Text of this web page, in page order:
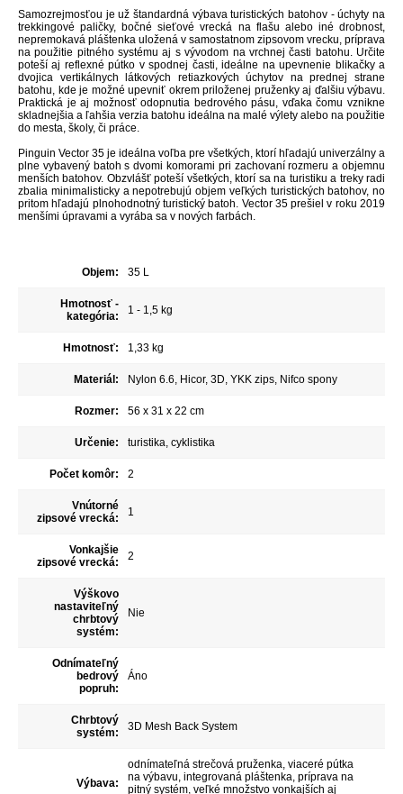
Samozrejmosťou je už štandardná výbava turistických batohov - úchyty na
trekkingové paličky, bočné sieťové vrecká na flašu alebo iné drobnost,
nepremokavá pláštenka uložená v samostatnom zipsovom vrecku, príprava
na použitie pitného systému aj s vývodom na vrchnej časti batohu. Určite
poteší aj reflexné pútko v spodnej časti, ideálne na upevnenie blikačky a
dvojica vertikálnych látkových retiazkových úchytov na prednej strane
batohu, kde je možné upevniť okrem priloženej pruženky aj ďalšiu výbavu.
Praktická jeaj možnosť odopnutia bedrového pásu, vďaka čomu vznikne
skladnejšia a ľahšia verzia batohu ideálna na malé výlety alebo na použitie
do mesta, školy, či práce.
Pinguin Vector 35 je ideálna voľba pre všetkých, ktorí hľadajú univerzálny a
plne vybavený batoh s dvomi komorami pri zachovaní rozmeru a objemnu
menších batohov. Obzvlášť poteší všetkých, ktorí sa na turistiku a treky radi
zbalia minimalisticky a nepotrebujú objem veľkých turistických batohov, no
pritom hľadajú plnohodnotný turistický batoh. Vector 35 prešiel v roku 2019
menšími úpravami a vyrába sa v nových farbách.
Objem: 35 L
Hmotnosť -
kategória:
1 - 1,5 kg
Hmotnosť: 1,33 kg
Materiál: Nylon 6.6, Hicor, 3D, YKK zips, Nifco spony
Rozmer: 56 x 31 x 22 cm
Určenie: turistika, cyklistika
Počet komôr: 2
Vnútorné
zipsové vrecká:
1
Vonkajšie
zipsové vrecká:
2
Výškovo
nastaviteľný
chrbtový
systém:
Nie
Odnímateľný
bedrový
popruh:
Áno
Chrbtový
systém:
3D Mesh Back System
Výbava:
odnímateľná strečová pruženka, viaceré pútka
na výbavu, integrovaná pláštenka, príprava na
pitný systém, veľké množstvo vonkajších aj